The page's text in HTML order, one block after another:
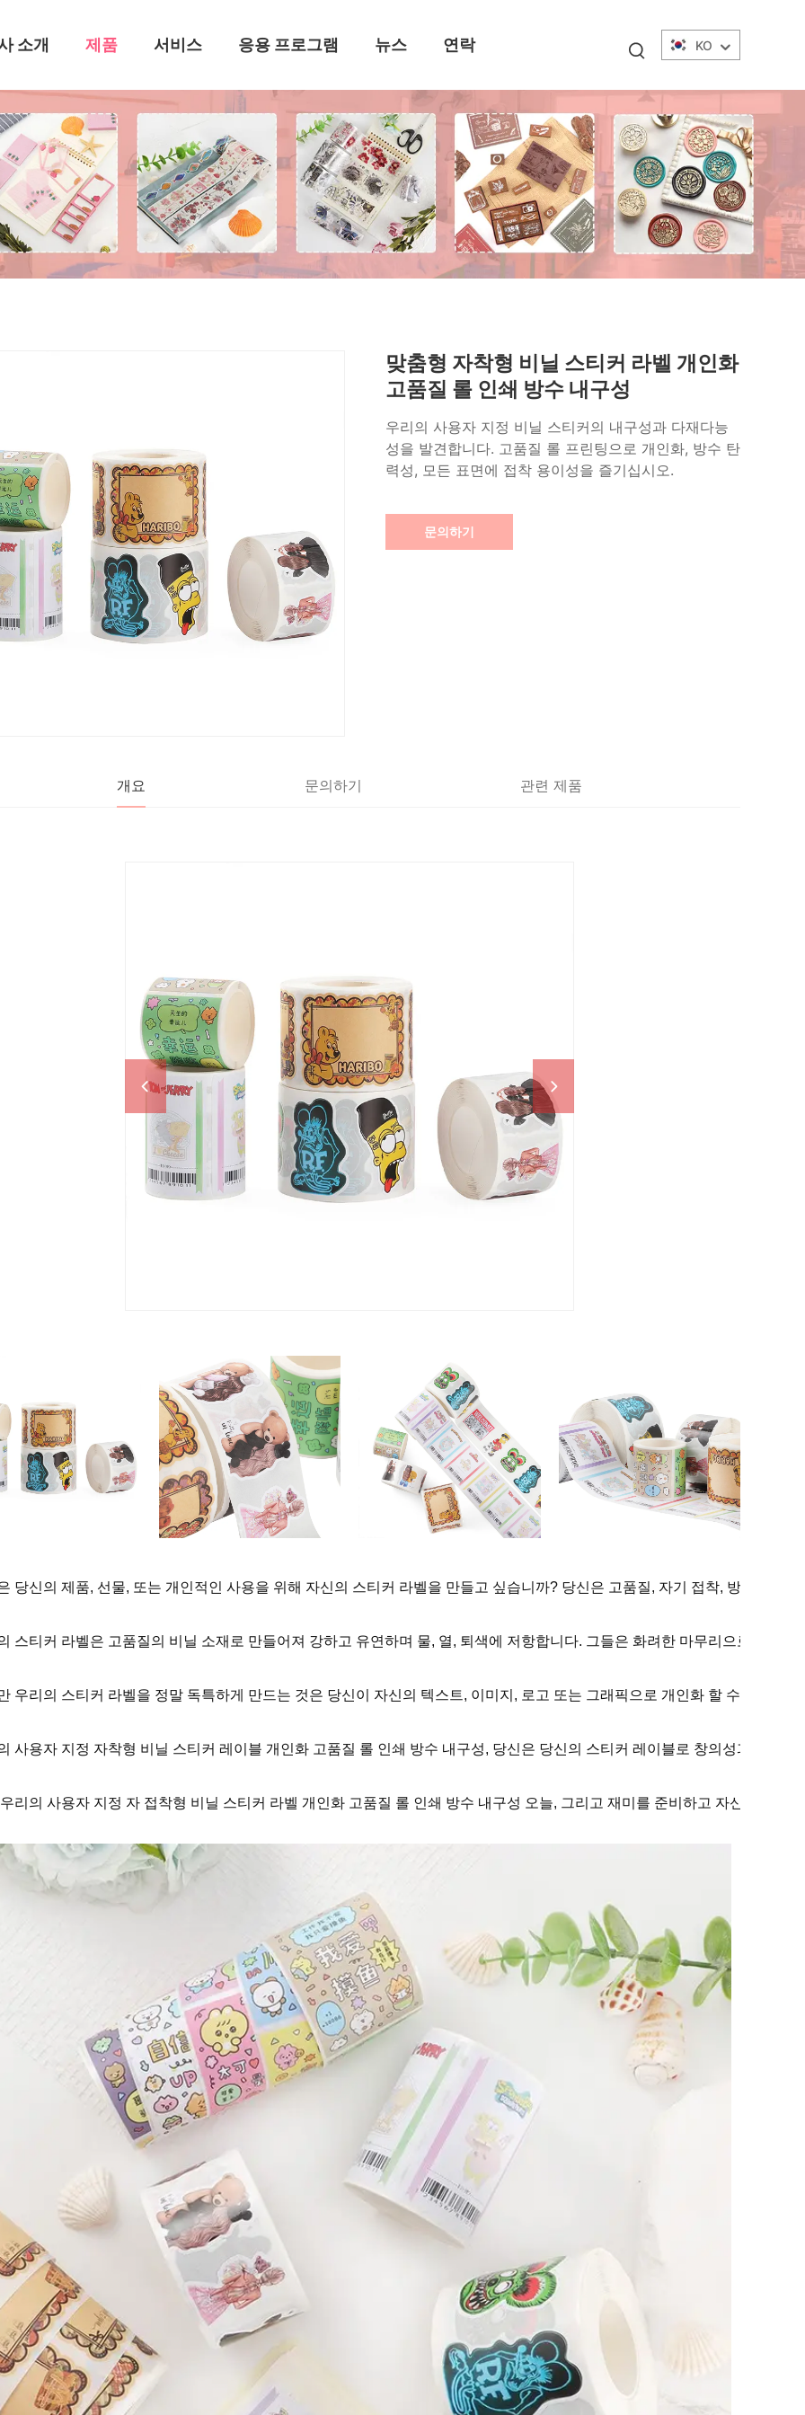
소개 제품 서비스 응용 프로그램 뉴스 연락 KO
맞춤형 자착형 비닐 스티커 라벨 개인화
고품질 롤 인쇄 방수 내구성
우리의 사용자 지정 비닐 스티커의 내구성과 다재다능
성을 발견합니다. 고품질 롤 프린팅으로 개인화, 방수 탄
력성, 모든 표면에 접착 용이성을 즐기십시오.
문의하기
개요 문의하기 관련 제품
당신의 제품, 선물, 또는 개인적인 사용을 위해 자신의 스티커 라벨을 만들고 싶습니까? 당신은 고품질, 자기 접착, 방수, 그
스티커 라벨은 고품질의 비닐 소재로 만들어져 강하고 유연하며 물, 열, 퇴색에 저항합니다. 그들은 화려한 마무리으로 디자
우리의 스티커 라벨을 정말 독특하게 만드는 것은 당신이 자신의 텍스트, 이미지, 로고 또는 그래픽으로 개인화 할 수 있다
사용자 지정 자착형 비닐 스티커 레이블 개인화 고품질 롤 인쇄 방수 내구성, 당신은 당신의 스티커 레이블로 창의성과 개
리의 사용자 지정 자 접착형 비닐 스티커 라벨 개인화 고품질 롤 인쇄 방수 내구성 오늘, 그리고 재미를 준비하고 자신의 스